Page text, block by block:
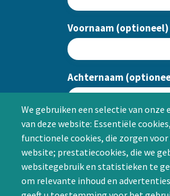
We gebruiken een selectie van onze
van deze website: Essentiële
functionele cookies, die zorgen
website; prestatiecookies, die we
websitegebruik en statistieken te
om relevante inhoud en advertenties
Voornaam (optioneel)
Achternaam
CAPTCHA